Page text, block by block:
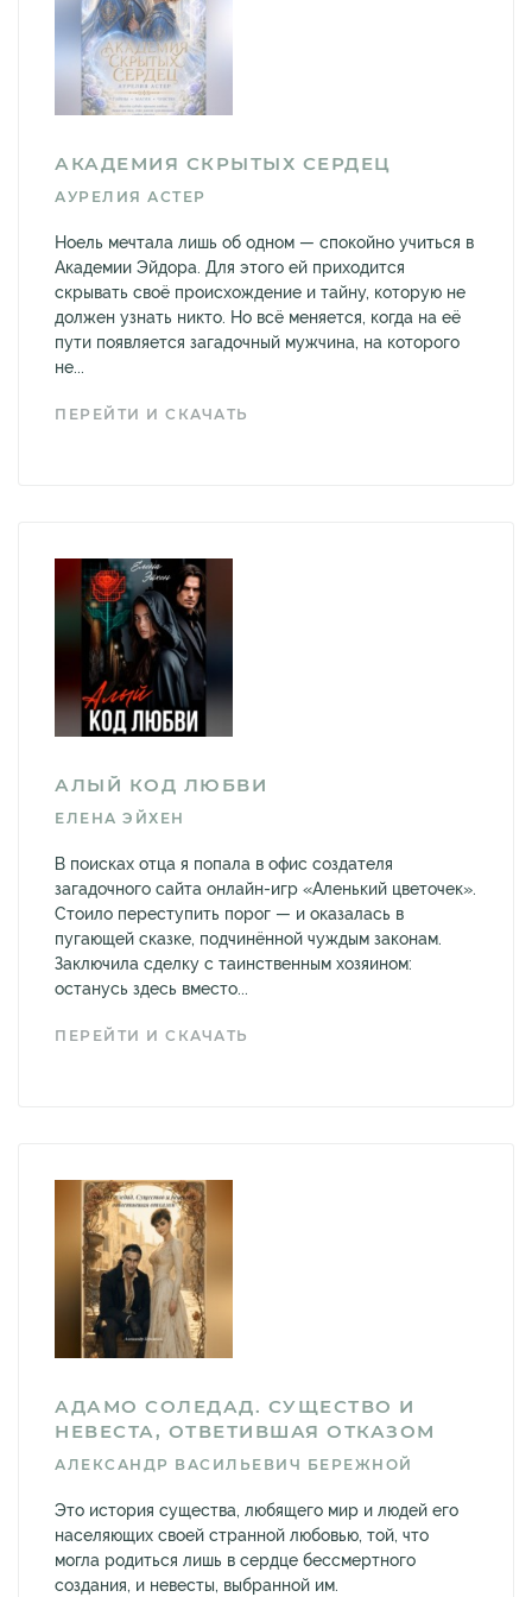
АКАДЕМИЯ СКРЫТЫХ СЕРДЕЦ
АУРЕЛИЯ АСТЕР
Ноель мечтала лишь об одном — спокойно учиться в
Академии Эйдора. Для этого ей приходится
скрывать своё происхождение и тайну, которую не
должен узнать никто. Но всё меняется, когда на её
пути появляется загадочный мужчина, на которого
не...
ПЕРЕЙТИ И СКАЧАТЬ
АЛЫЙ КОД ЛЮБВИ
ЕЛЕНА ЭЙХЕН
В поисках отца я попала в офис создателя
загадочного сайта онлайн-игр «Аленький цветочек».
Стоило переступить порог — и оказалась в
пугающей сказке, подчинённой чуждым законам.
Заключила сделку с таинственным хозяином:
останусь здесь вместо...
ПЕРЕЙТИ И СКАЧАТЬ
АДАМО СОЛЕДАД. СУЩЕСТВО И
НЕВЕСТА, ОТВЕТИВШАЯ ОТКАЗОМ
АЛЕКСАНДР ВАСИЛЬЕВИЧ БЕРЕЖНОЙ
Это история существа, любящего мир и людей его
населяющих своей странной любовью, той, что
могла родиться лишь в сердце бессмертного
создания, и невесты, выбранной им.